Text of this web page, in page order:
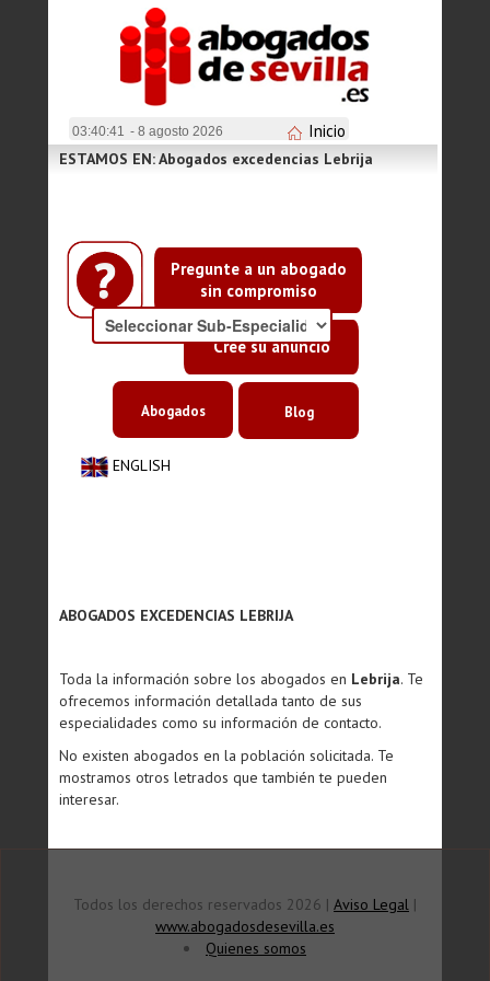
03:40:41 - 8 agosto 2026 Inicio
Pregunte a un abogado
sin compromiso
Cree su anuncio
ESTAMOS EN: Abogados excedencias Lebrija
ENGLISH
Abogados Blog
ABOGADOS EXCEDENCIAS LEBRIJA
Toda la información sobre los abogados en Lebrija. Te
ofrecemos información detallada tanto de sus
especialidades como su información de contacto.
No existen abogados en la población solicitada. Te
mostramos otros letrados que también te pueden
interesar.
Todos los derechos reservados 2026 | Aviso Legal |
www.abogadosdesevilla.es
Quienes somos